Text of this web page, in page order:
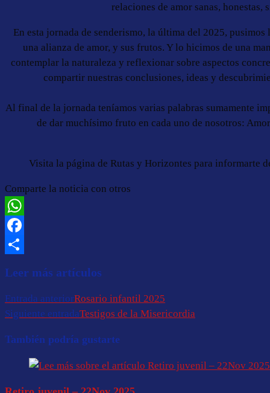
relaciones de amor sanas,
En esta jornada de senderismo, la última del 2025,
una alianza de amor, y sus frutos. Y lo hicimos de una
contemplar la naturaleza y reflexionar sobre aspectos
compartir nuestras conclusiones, ideas y
Al final de la jornada teníamos varias palabras sumamente
de dar muchísimo fruto en cada uno de nosotros:
Visita la página de Rutas y Horizontes para informarte
Comparte la noticia con otros
WhatsApp
Facebook
Leer más artículos
Entrada anteriorRosario infantil 2025
Siguiente entradaTestigos de la Misericordia
También podría gustarte